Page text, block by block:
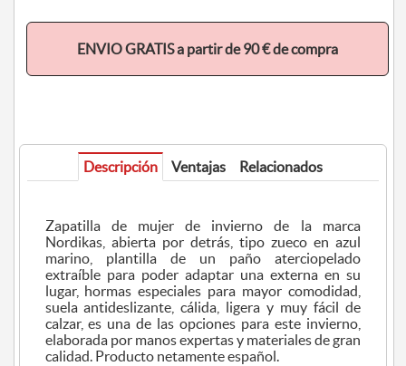
ENVIO GRATIS a partir de 90 € de compra
Descripción Ventajas Relacionados
Zapatilla de mujer de invierno de la marca
Nordikas, abierta por detrás, tipo zueco en azul
marino, plantilla de un paño aterciopelado
extraíble para poder adaptar una externa en su
lugar, hormas especiales para mayor comodidad,
suela antideslizante, cálida, ligera y muy fácil de
calzar, es una de las opciones para este invierno,
elaborada por manos expertas y materiales de gran
calidad. Producto netamente español.